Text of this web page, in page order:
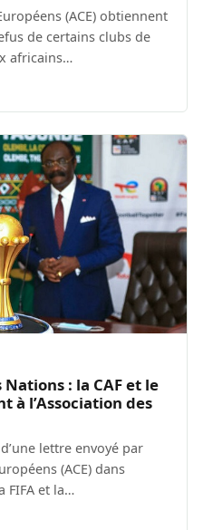
(ACE) obtiennent
de certains clubs de
africains…
: la CAF et le
à l’Association des
lettre envoyé par
(ACE) dans
FIFA et la…